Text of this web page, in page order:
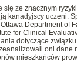
się ze znacznym
kanadyjscy uczeni.
Department of
for Clinical
dotyczące
oni dane
mieszkańców